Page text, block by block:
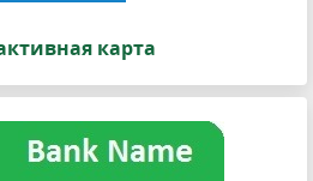
карта